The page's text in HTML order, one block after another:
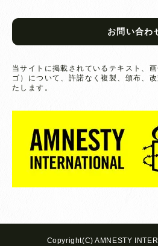
お問い合わ
当サイトに掲載されているテキスト、
ゴ）について、 許諾なく複製、頒布、
たします。
Copyright(C) AMNESTY